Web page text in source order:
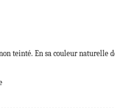
teinté. En sa couleur naturelle